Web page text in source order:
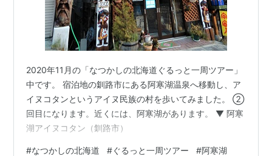
2020年11月の「なつかしの北海道ぐるっと一周ツアー」
中です。 宿泊地の釧路市にある阿寒湖温泉へ移動し、ア
イヌコタンというアイヌ民族の村を歩いてみました。 ②
回目になります。近くには、阿寒湖があります。 ▼ 阿寒
湖アイヌコタン（釧路市）
#なつかしの北海道 #ぐるっと一周ツアー #阿寒湖